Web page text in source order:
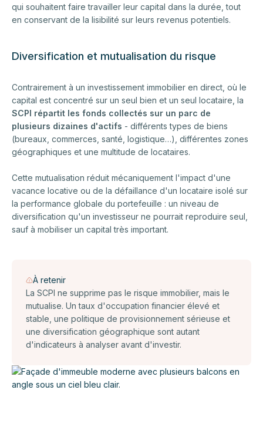
qui souhaitent faire travailler leur capital dans la durée, tout
en conservant de la lisibilité sur leurs revenus potentiels.
Diversification et mutualisation du risque
Contrairement à un investissement immobilier en direct, où le
capital est concentré sur un seul bien et un seul locataire, la
SCPI répartit les fonds collectés sur un parc de
plusieurs dizaines d'actifs - différents types de biens
(bureaux, commerces, santé, logistique…), différentes zones
géographiques et une multitude de locataires.
Cette mutualisation réduit mécaniquement l'impact d'une
vacance locative ou de la défaillance d'un locataire isolé sur
la performance globale du portefeuille : un niveau de
diversification qu'un investisseur ne pourrait reproduire seul,
sauf à mobiliser un capital très important.
À retenir
La SCPI ne supprime pas le risque immobilier, mais le
mutualise. Un taux d'occupation financier élevé et
stable, une politique de provisionnement sérieuse et
une diversification géographique sont autant
d'indicateurs à analyser avant d'investir.